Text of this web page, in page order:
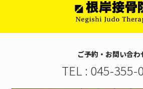
ご予約・お問い合わ
TEL : 045-355-